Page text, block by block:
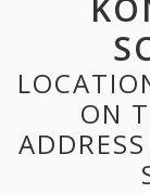
ON